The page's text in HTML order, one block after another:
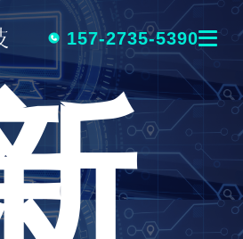
157-2735-5390